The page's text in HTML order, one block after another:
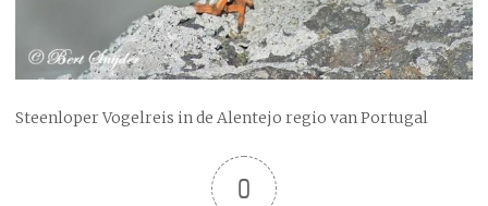
Steenloper Vogelreis in de Alentejo regio van Portugal
0